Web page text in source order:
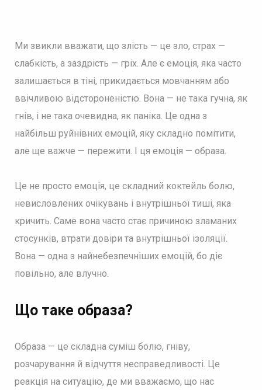
Ми звикли вважати, що злість — це зло, страх —
слабкість, а заздрість — гріх. Але є емоція, яка часто
залишається в тіні, прикидається мовчанням або
ввічливою відстороненістю. Вона — не така гучна, як
гнів, і не така очевидна, як паніка. Це одна з
найбільш руйнівних емоцій, яку складно помітити,
але ще важче — пережити. І ця емоція — образа.
Це не просто емоція, це складний коктейль болю,
невисловлених очікувань і внутрішньої тиші, яка
кричить. Саме вона часто стає причиною зламаних
стосунків, втрати довіри та внутрішньої ізоляції.
Вона — одна з найнебезпечніших емоцій, бо діє
повільно, але влучно.
Що таке образа?
Образа — це складна суміш болю, гніву,
розчарування й відчуття несправедливості. Це
реакція на ситуацію, де ми вважаємо, що нас